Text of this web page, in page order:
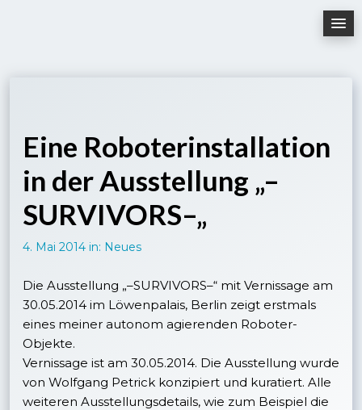
Eine Roboterinstallation
in der Ausstellung „–
SURVIVORS–„
4. Mai 2014 in: Neues
Die Ausstellung „–SURVIVORS–“ mit Vernissage am
30.05.2014 im Löwenpalais, Berlin zeigt erstmals
eines meiner autonom agierenden Roboter-
Objekte.
Vernissage ist am 30.05.2014. Die Ausstellung wurde
von Wolfgang Petrick konzipiert und kuratiert. Alle
weiteren Ausstellungsdetails, wie zum Beispiel die